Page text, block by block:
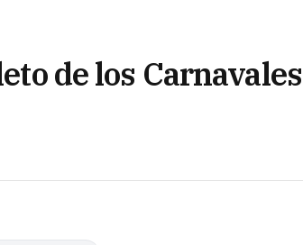
de los Carnavales